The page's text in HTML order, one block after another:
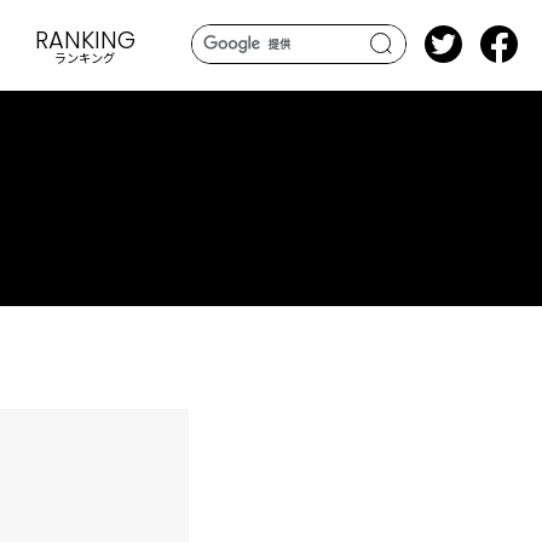
search
RANKING
ランキング